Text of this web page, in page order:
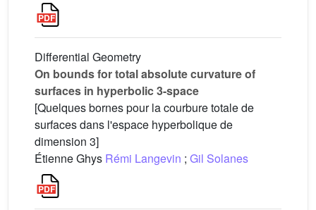
Differential Geometry
On bounds for total absolute curvature of
surfaces in hyperbolic 3-space
[Quelques bornes pour la courbure totale de
surfaces dans l'espace hyperbolique de
dimension 3]
Étienne Ghys Rémi Langevin ; Gil Solanes